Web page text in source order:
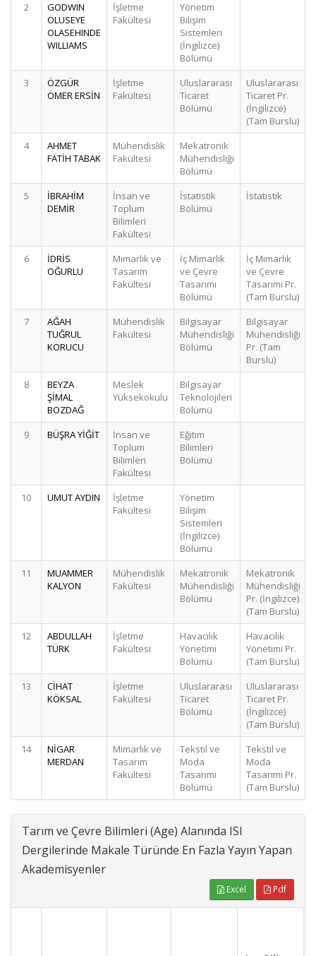
2
GODWIN
OLUSEYE
OLASEHINDE
WILLIAMS
İşletme
Fakültesi
Yönetim
Bilişim
Sistemleri
(İngilizce)
Bölümü
3
ÖZGÜR
ÖMER ERSİN
İşletme
Fakültesi
Uluslararası
Ticaret
Bölümü
Uluslararası
Ticaret Pr.
(İngilizce)
(Tam Burslu)
4
AHMET
FATİH TABAK
Mühendislik
Fakültesi
Mekatronik
Mühendisliği
Bölümü
5
İBRAHİM
DEMİR
İnsan ve
Toplum
Bilimleri
Fakültesi
İstatistik
Bölümü
İstatistik
6
İDRİS
OĞURLU
Mimarlık ve
Tasarım
Fakültesi
İç Mimarlık
ve Çevre
Tasarımı
Bölümü
İç Mimarlık
ve Çevre
Tasarımı Pr.
(Tam Burslu)
7
AĞAH
TUĞRUL
KORUCU
Mühendislik
Fakültesi
Bilgisayar
Mühendisliği
Bölümü
Bilgisayar
Mühendisliği
Pr. (Tam
Burslu)
8
BEYZA
ŞİMAL
BOZDAĞ
Meslek
Yüksekokulu
Bilgisayar
Teknolojileri
Bölümü
9
BÜŞRA YİĞİT
İnsan ve
Toplum
Bilimleri
Fakültesi
Eğitim
Bilimleri
Bölümü
10 UMUT AYDIN
İşletme
Fakültesi
Yönetim
Bilişim
Sistemleri
(İngilizce)
Bölümü
11
MUAMMER
KALYON
Mühendislik
Fakültesi
Mekatronik
Mühendisliği
Bölümü
Mekatronik
Mühendisliği
Pr. (İngilizce)
(Tam Burslu)
12
ABDULLAH
TÜRK
İşletme
Fakültesi
Havacılık
Yönetimi
Bölümü
Havacılık
Yönetimi Pr.
(Tam Burslu)
13
CİHAT
KÖKSAL
İşletme
Fakültesi
Uluslararası
Ticaret
Bölümü
Uluslararası
Ticaret Pr.
(İngilizce)
(Tam Burslu)
14
NİGAR
MERDAN
Mimarlık ve
Tasarım
Fakültesi
Tekstil ve
Moda
Tasarımı
Bölümü
Tekstil ve
Moda
Tasarımı Pr.
(Tam Burslu)
Tarım ve Çevre Bilimleri (Age) Alanında ISI
Dergilerinde Makale Türünde En Fazla Yayın Yapan
Akademisyenler
Excel Pdf